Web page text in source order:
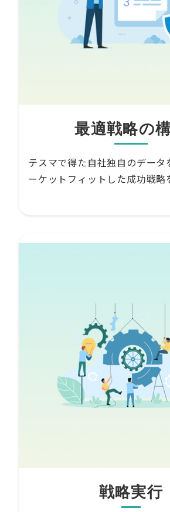
最適戦略の
テスマで得た自社独自のデータ
ーケットフィットした成功戦略
戦略実行